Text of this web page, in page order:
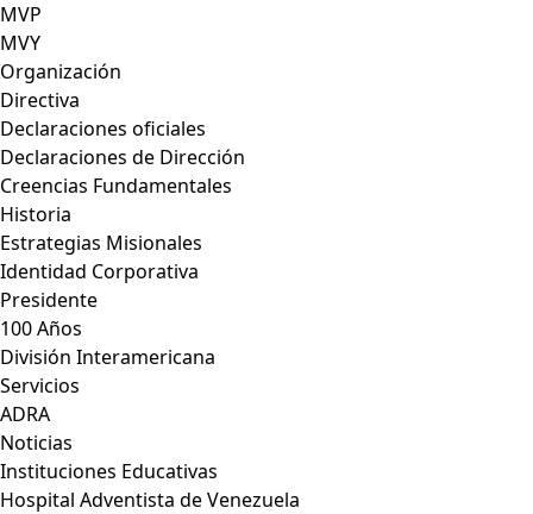
MVP
MVY
Organización
Directiva
Declaraciones oficiales
Declaraciones de Dirección
Creencias Fundamentales
Historia
Estrategias Misionales
Identidad Corporativa
Presidente
100 Años
División Interamericana
Servicios
ADRA
Noticias
Instituciones Educativas
Hospital Adventista de Venezuela